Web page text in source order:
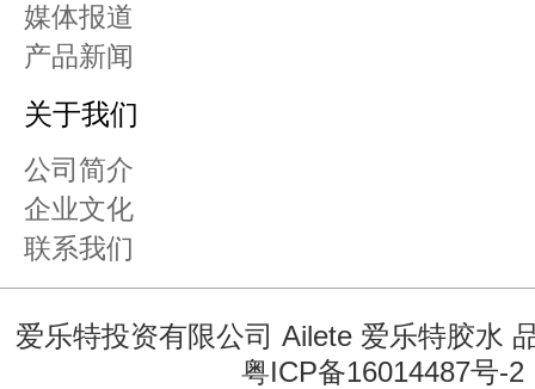
媒体报道
产品新闻
关于我们
公司简介
企业文化
联系我们
爱乐特投资有限公司 Ailete 爱乐特胶水
粤ICP备16014487号-2